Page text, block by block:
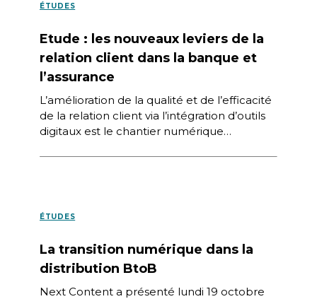
ÉTUDES
Etude : les nouveaux leviers de la
relation client dans la banque et
l’assurance
L’amélioration de la qualité et de l’efficacité
de la relation client via l’intégration d’outils
digitaux est le chantier numérique
ÉTUDES
La transition numérique dans la
distribution BtoB
Next Content a présenté lundi 19 octobre